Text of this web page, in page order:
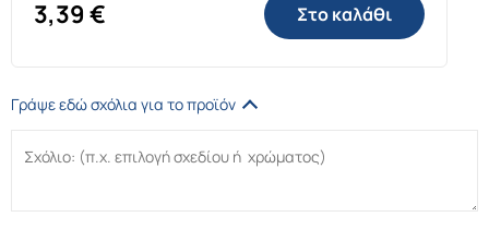
3,39 € Στο καλάθι
Γράψε εδώ σχόλια για το προϊόν